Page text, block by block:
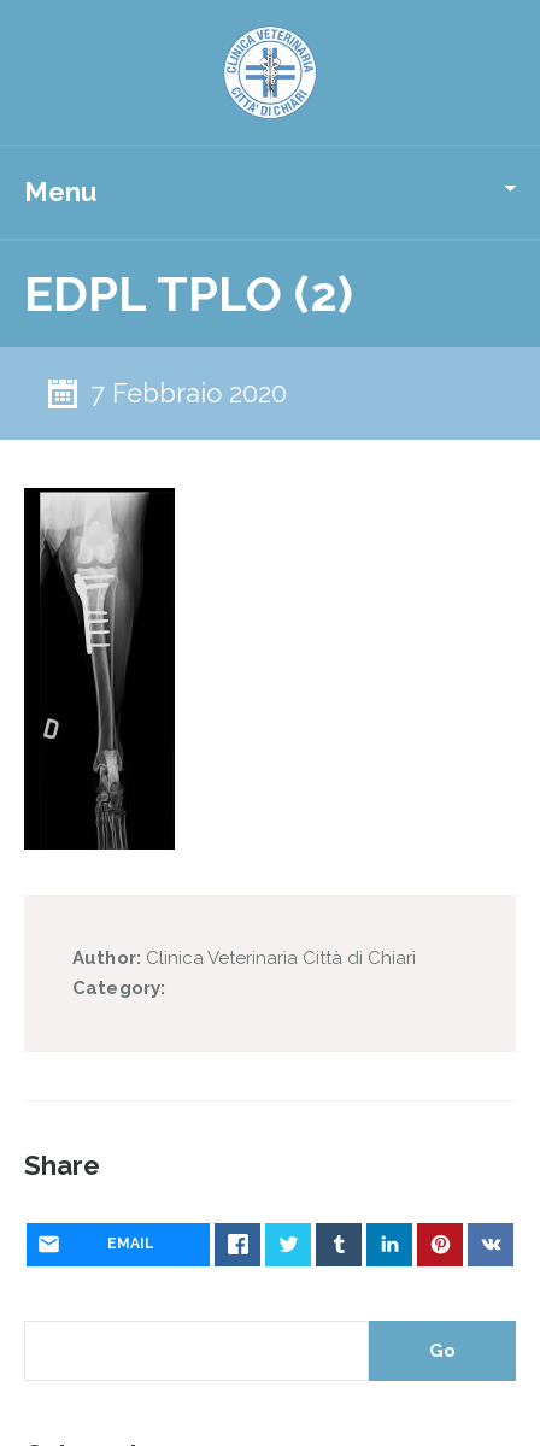
Menu
EDPL TPLO (2)
7 Febbraio 2020
Author: Clinica Veterinaria Città di Chiari
Category:
Share
EMAIL